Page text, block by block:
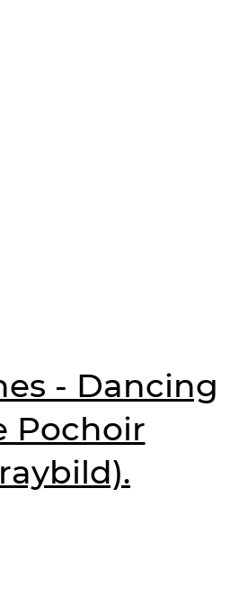
- Dancing
Pochoir